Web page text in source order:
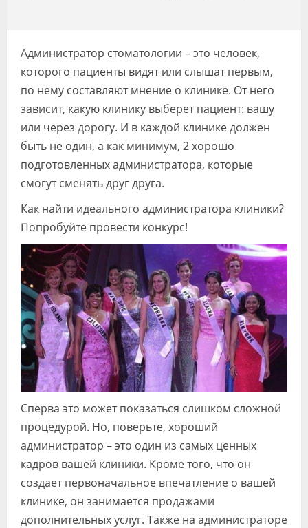
Администратор стоматологии – это человек,
которого пациенты видят или слышат первым,
по нему составляют мнение о клинике. От него
зависит, какую клинику выберет пациент: вашу
или через дорогу. И в каждой клинике должен
быть не один, а как минимум, 2 хорошо
подготовленных администратора, которые
смогут сменять друг друга.
Как найти идеального администратора клиники?
Попробуйте провести конкурс!
Сперва это может показаться слишком сложной
процедурой. Но, поверьте, хороший
администратор – это один из самых ценных
кадров вашей клиники. Кроме того, что он
создает первоначальное впечатление о вашей
клинике, он занимается продажами
дополнительных услуг. Также на администраторе